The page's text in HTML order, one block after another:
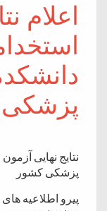
اعلام
نتایج نهایی
پزشکی کشور